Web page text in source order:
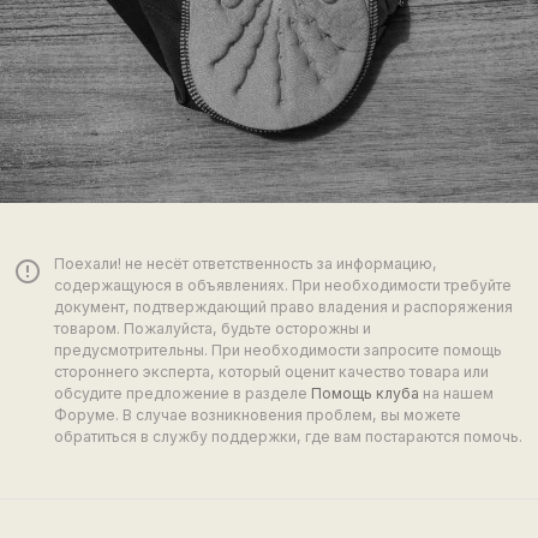
error_outline
Поехали! не несёт ответственность за информацию,
содержащуюся в объявлениях. При необходимости требуйте
документ, подтверждающий право владения и распоряжения
товаром. Пожалуйста, будьте осторожны и
предусмотрительны. При необходимости запросите помощь
стороннего эксперта, который оценит качество товара или
обсудите предложение в разделе Помощь клуба на нашем
Форуме. В случае возникновения проблем, вы можете
обратиться в службу поддержки, где вам постараются помочь.